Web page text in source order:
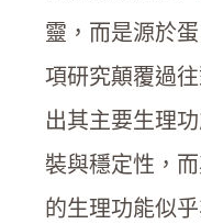
靈，而是源於
項研究顛覆過
出其主要生理
裝與穩定性，
的生理功能似